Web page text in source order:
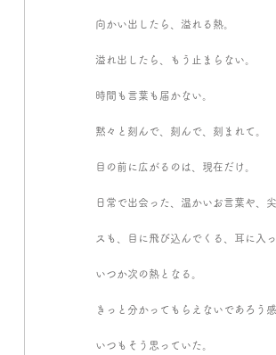
向かい出したら、溢れる熱。
溢れ出したら、もう止まらない。
時間も言葉も届かない。
黙々と刻んで、刻んで、刻まれて。
目の前に広がるのは、現在だけ。
日常で出会った、温かいお言葉や、
スも、目に飛び込んでくる、耳に入
いつか次の熱となる。
きっと分かってもらえないであろう感
いつもそう思っていた。